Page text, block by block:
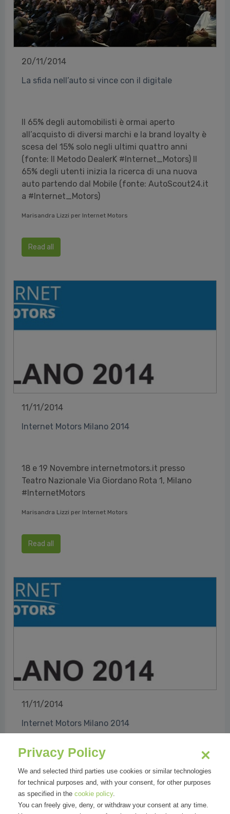
20/11/2014
La sfida nell’auto si vince con il digitale
Il 65% degli automobilisti è ormai aperto
all’acquisto di diversi marchi e la brand loyalty è
scesa del 15% solo negli ultimi quattro anni
(fonte: Il Metodo DealerK #Internet_Motors) Il
65% degli utenti inizia la ricerca di una nuova
auto partendo dal Mobile (fonte: AutoScout24.it
a #Internet_Motors)
Marisandra Lizzi per Internet Motors
Read all
11/11/2014
Internet Motors Milano 2014
18 e 19 Novembre internetmotors.it presso
Teatro Nazionale Via Giordano Rota 1, Milano
#InternetMotors
Marisandra Lizzi per Internet Motors
Read all
11/11/2014
Internet Motors Milano 2014
Teatro Nazionale Via Giordano Rota 1, Milano
#InternetMotors
Marisandra Lizzi per Internet Motors
Privacy Policy
We and selected third parties use cookies or similar technologies
for technical purposes and, with your consent, for other purposes
as specified in the cookie policy.
You can freely give, deny, or withdraw your consent at any time.